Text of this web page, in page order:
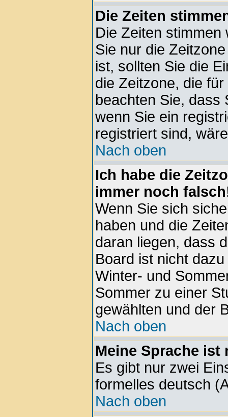
Die Zeiten
Die Zeiten
Sie nur die
ist, sollten Sie die
die Zeitzone, die
beachten Sie, dass
wenn Sie ein
registriert sind,
Nach oben
Ich habe die
immer noch
Wenn Sie sich
haben und die
daran liegen, dass
Board ist nicht
Winter- und
Sommer zu einer
gewählten und der
Nach oben
Meine Sprache
Es gibt nur zwei
formelles deutsch
Nach oben